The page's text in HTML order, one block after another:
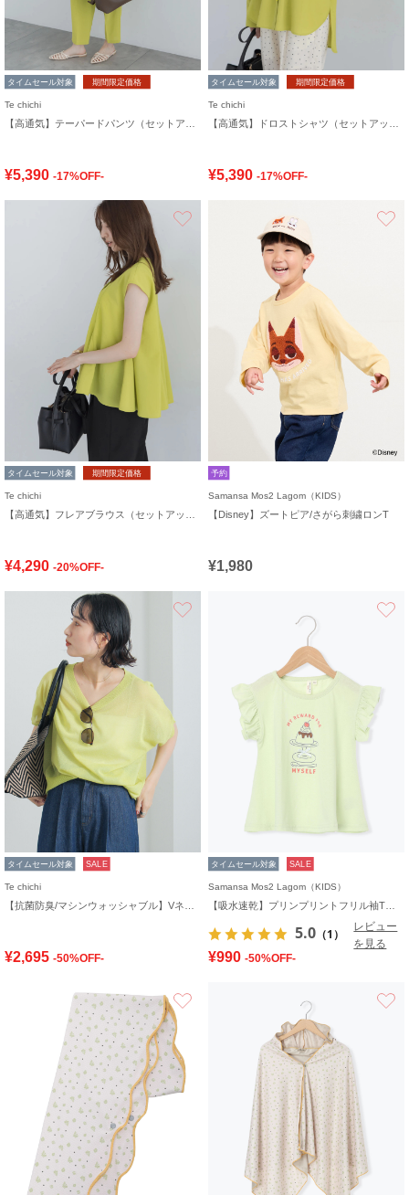
タイムセール対象 期間限定価格
Te chichi
¥5,390 -17%OFF-
タイムセール対象 期間限定価格
Te chichi
¥5,390 -17%OFF-
タイムセール対象 期間限定価格
Te chichi
¥4,290 -20%OFF-
予約
Samansa Mos2 Lagom（KIDS）
【Disney】ズートピア/さがら刺繍ロンT
¥1,980
タイムセール対象 SALE
Te chichi
¥2,695 -50%OFF-
タイムセール対象 SALE
Samansa Mos2 Lagom（KIDS）
5.0 （1）
レビュー
を見る
¥990 -50%OFF-